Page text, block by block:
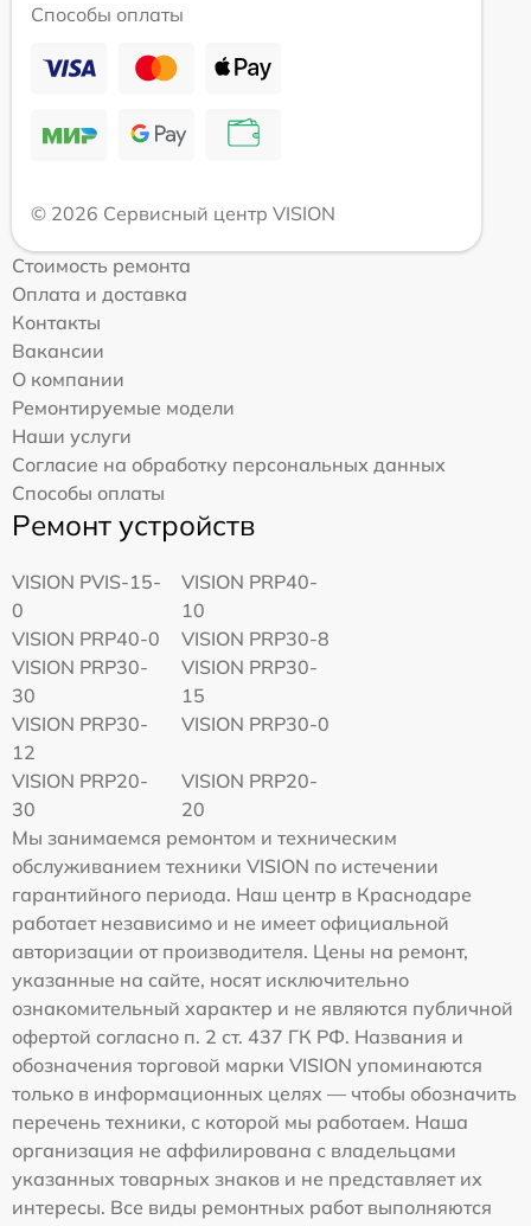
Способы оплаты
© 2026 Сервисный центр VISION
Стоимость ремонта
Оплата и доставка
Контакты
Вакансии
О компании
Ремонтируемые модели
Наши услуги
Согласие на обработку персональных данных
Способы оплаты
Ремонт устройств
VISION PVIS-15-
0
VISION PRP40-
10
VISION PRP40-0
VISION PRP30-8
VISION PRP30-
30
VISION PRP30-
15
VISION PRP30-
12
VISION PRP30-0
VISION PRP20-
30
VISION PRP20-
20
Мы занимаемся ремонтом и техническим
обслуживанием техники VISION по истечении
гарантийного периода. Наш центр в Краснодаре
работает независимо и не имеет официальной
авторизации от производителя. Цены на ремонт,
указанные на сайте, носят исключительно
ознакомительный характер и не являются публичной
офертой согласно п. 2 ст. 437 ГК РФ. Названия и
обозначения торговой марки VISION упоминаются
только в информационных целях — чтобы обозначить
перечень техники, с которой мы работаем. Наша
организация не аффилирована с владельцами
указанных товарных знаков и не представляет их
интересы. Все виды ремонтных работ выполняются